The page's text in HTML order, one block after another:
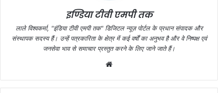
इण्डिया टीवी एमपी तक
लाले विश्वकर्मा, "इंडिया टीवी एमपी तक" डिजिटल न्यूज़ पोर्टल के प्रधान संपादक और
संस्थापक सदस्य हैं। उन्हें पत्रकारिता के क्षेत्र में कई वर्षों का अनुभव है और वे निष्पक्ष एवं
जनसेवा भाव से समाचार प्रस्तुत करने के लिए जाने जाते हैं।